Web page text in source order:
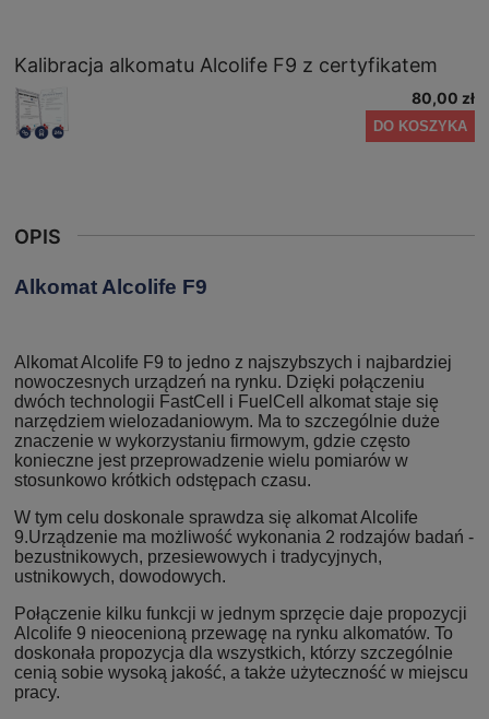
Kalibracja alkomatu Alcolife F9 z certyfikatem
80,00 zł
DO KOSZYKA
OPIS
Alkomat Alcolife F9
Alkomat Alcolife F9 to jedno z najszybszych i najbardziej
nowoczesnych urządzeń na rynku. Dzięki połączeniu
dwóch technologii FastCell i FuelCell alkomat staje się
narzędziem wielozadaniowym. Ma to szczególnie duże
znaczenie w wykorzystaniu firmowym, gdzie często
konieczne jest przeprowadzenie wielu pomiarów w
stosunkowo krótkich odstępach czasu.
W tym celu doskonale sprawdza się alkomat Alcolife
9.Urządzenie ma możliwość wykonania 2 rodzajów badań -
bezustnikowych, przesiewowych i tradycyjnych,
ustnikowych, dowodowych.
Połączenie kilku funkcji w jednym sprzęcie daje propozycji
Alcolife 9 nieocenioną przewagę na rynku alkomatów. To
doskonała propozycja dla wszystkich, którzy szczególnie
cenią sobie wysoką jakość, a także użyteczność w miejscu
pracy.